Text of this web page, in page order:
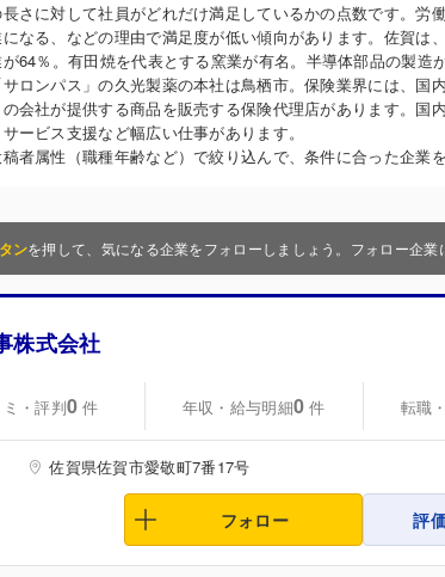
さに対して社員がどれだけ満足しているかの点数です。労
なる、などの理由で満足度が低い傾向があります。佐賀は
64％。有田焼を代表とする窯業が有名。半導体部品の製造
ロンパス」の久光製薬の本社は鳥栖市。保険業界には、国
会社が提供する商品を販売する保険代理店があります。国
ービス支援など幅広い仕事があります。
者属性（職種年齢など）で絞り込んで、条件に合った企業
ンを押して、気になる企業をフォローしましょう。フォロー企業
株式会社
・評判0 件 年収・給与明細0 件 転職
佐賀県佐賀市愛敬町7番17号
フォロー 評